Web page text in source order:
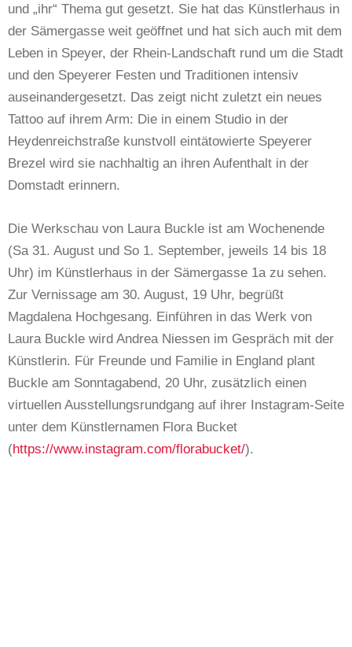
und „ihr“ Thema gut gesetzt. Sie hat das Künstlerhaus in
der Sämergasse weit geöffnet und hat sich auch mit dem
Leben in Speyer, der Rhein-Landschaft rund um die Stadt
und den Speyerer Festen und Traditionen intensiv
auseinandergesetzt. Das zeigt nicht zuletzt ein neues
Tattoo auf ihrem Arm: Die in einem Studio in der
Heydenreichstraße kunstvoll eintätowierte Speyerer
Brezel wird sie nachhaltig an ihren Aufenthalt in der
Domstadt erinnern.
Die Werkschau von Laura Buckle ist am Wochenende
(Sa 31. August und So 1. September, jeweils 14 bis 18
Uhr) im Künstlerhaus in der Sämergasse 1a zu sehen.
Zur Vernissage am 30. August, 19 Uhr, begrüßt
Magdalena Hochgesang. Einführen in das Werk von
Laura Buckle wird Andrea Niessen im Gespräch mit der
Künstlerin. Für Freunde und Familie in England plant
Buckle am Sonntagabend, 20 Uhr, zusätzlich einen
virtuellen Ausstellungsrundgang auf ihrer Instagram-Seite
unter dem Künstlernamen Flora Bucket
(https://www.instagram.com/florabucket/).